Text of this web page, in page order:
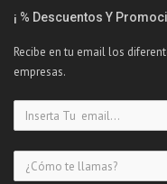
¡ % Descuentos Y
Recibe en tu email los
empresas.